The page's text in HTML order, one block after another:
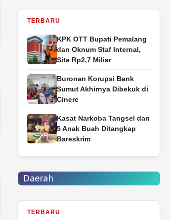
TERBARU
‎KPK OTT Bupati Pemalang
dan Oknum Staf Internal,
Sita Rp2,7 Miliar
Buronan Korupsi Bank
Sumut Akhirnya Dibekuk di
Cinere
Kasat Narkoba Tangsel dan
5 Anak Buah Ditangkap
Bareskrim
Daerah
TERBARU